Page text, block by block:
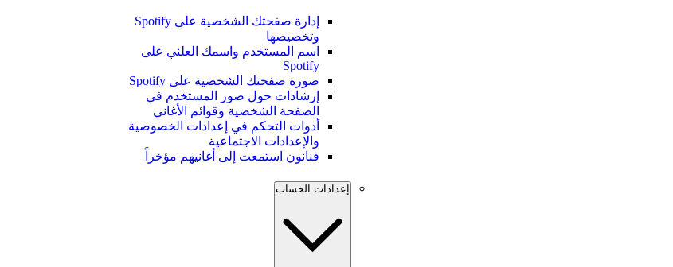
إدارة صفحتك الشخصية على Spotify
وتخصيصها
اسم المستخدم واسمك العلني على
Spotify
صورة صفحتك الشخصية على Spotify
إرشادات حول صور المستخدم في
الصفحة الشخصية وقوائم الأغاني
أدوات التحكم في إعدادات الخصوصية
والإعدادات الاجتماعية
فنانون استمعت إلى أغانيهم مؤخراً
إعدادات الحساب